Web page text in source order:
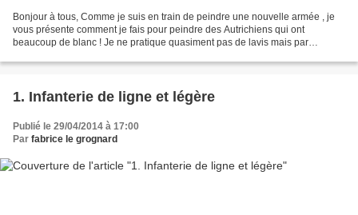
Bonjour à tous, Comme je suis en train de peindre une nouvelle armée , je
vous présente comment je fais pour peindre des Autrichiens qui ont
beaucoup de blanc ! Je ne pratique quasiment pas de lavis mais par
1. Infanterie de ligne et légère
Publié le 29/04/2014 à 17:00
Par fabrice le grognard